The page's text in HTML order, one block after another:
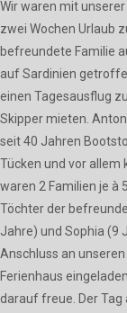
Wir waren mit
zwei Wochen Urlaub
befreundete Familie
auf Sardinien
einen Tagesausflug
Skipper mieten.
seit 40 Jahren
Tücken und vor allem
waren 2 Familien je à
Töchter der
Jahre) und Sophia (9
Anschluss an
Ferienhaus
darauf freue. Der